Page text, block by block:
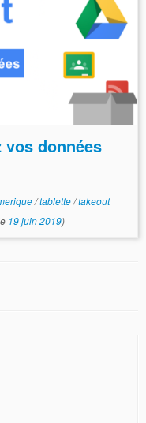
vos données
/tablette/takeout
19 juin 2019)